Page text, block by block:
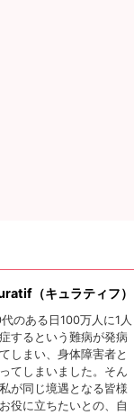
（キュラティフ）
のある日100万人に1人
するという難病が発病
しまい、身体障害者と
てしまいました。そん
が同じ境遇となる皆様
役に立ちたいとの、自